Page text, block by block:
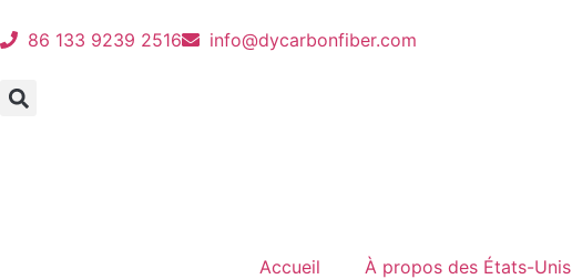
86 133 9239 2516 info@dycarbonfiber.com
Accueil À propos des États-Unis